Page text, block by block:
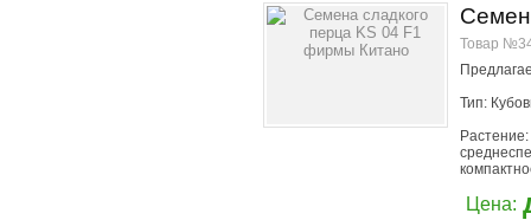
Товар
Тип:
Растение:
Цена: